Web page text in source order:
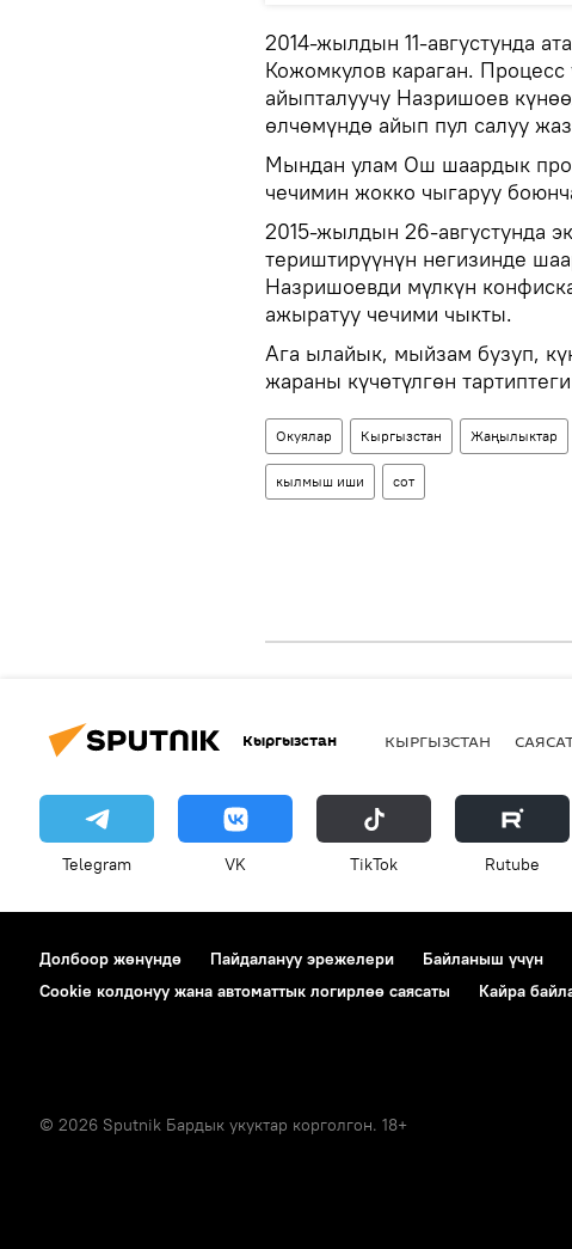
2014-жылдын 11-августунда
Кожомкулов караган.
айыпталуучу Назришоев
өлчөмүндө айып пул салуу
Мындан улам Ош шаардык
чечимин жокко чыгаруу
2015-жылдын 26-августунда
териштирүүнүн негизинде
Назришоевди мүлкүн
ажыратуу чечими чыкты.
Ага ылайык, мыйзам бузуп,
жараны күчөтүлгөн
Окуялар Кыргызстан Жаңылыктар
кылмыш иши сот
Кыргызстан КЫРГЫЗСТАН
Telegram VK ТikТоk Rutube
Долбоор жөнүндө Пайдалануу эрежелери Байланыш үчүн
Cookie колдонуу жана автоматтык логирлөө саясаты
Кайра
© 2026 Sputnik Бардык укуктар корголгон. 18+